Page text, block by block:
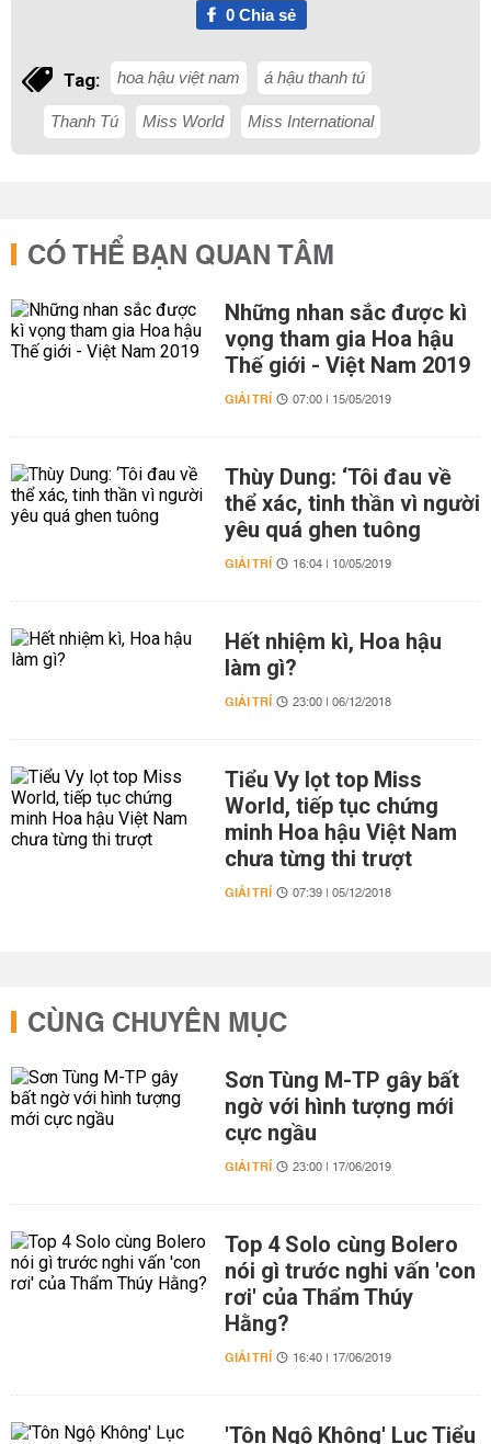
0Chia sẻ
Tag: hoa hậu việt nam á hậu thanh tú
Thanh Tú Miss World Miss International
CÓ THỂ BẠN QUAN TÂM
Những nhan sắc được kì
vọng tham gia Hoa hậu
Thế giới - Việt Nam 2019
GIẢI TRÍ 07:00 | 15/05/2019
Thùy Dung: ‘Tôi đau về
thể xác, tinh thần vì người
yêu quá ghen tuông
GIẢI TRÍ 16:04 | 10/05/2019
Hết nhiệm kì, Hoa hậu
làm gì?
GIẢI TRÍ 23:00 | 06/12/2018
Tiểu Vy lọt top Miss
World, tiếp tục chứng
minh Hoa hậu Việt Nam
chưa từng thi trượt
GIẢI TRÍ 07:39 | 05/12/2018
CÙNG CHUYÊN MỤC
Sơn Tùng M-TP gây bất
ngờ với hình tượng mới
cực ngầu
GIẢI TRÍ 23:00 | 17/06/2019
Top 4 Solo cùng Bolero
nói gì trước nghi vấn 'con
rơi' của Thẩm Thúy
Hằng?
GIẢI TRÍ 16:40 | 17/06/2019
'Tôn Ngộ Không' Lục Tiểu